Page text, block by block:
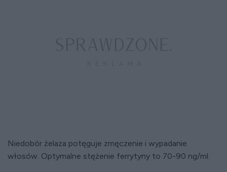
Niedobór żelaza potęguje zmęczenie i wypadanie
włosów. Optymalne stężenie ferrytyny to 70-90 ng/ml.